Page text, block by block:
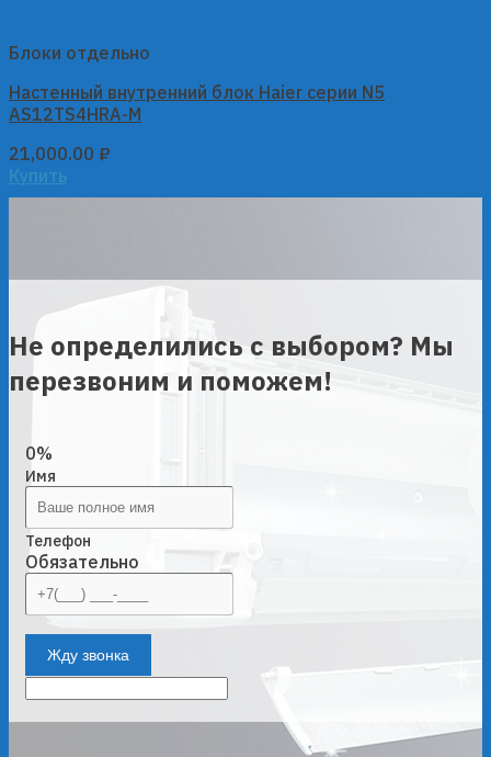
Блоки отдельно
Настенный внутренний блок Haier серии N5
AS12TS4HRA-M
21,000.00 ₽
Купить
Не определились с выбором? Мы
перезвоним и поможем!
0%
Имя
Телефон
Обязательно
Жду звонка